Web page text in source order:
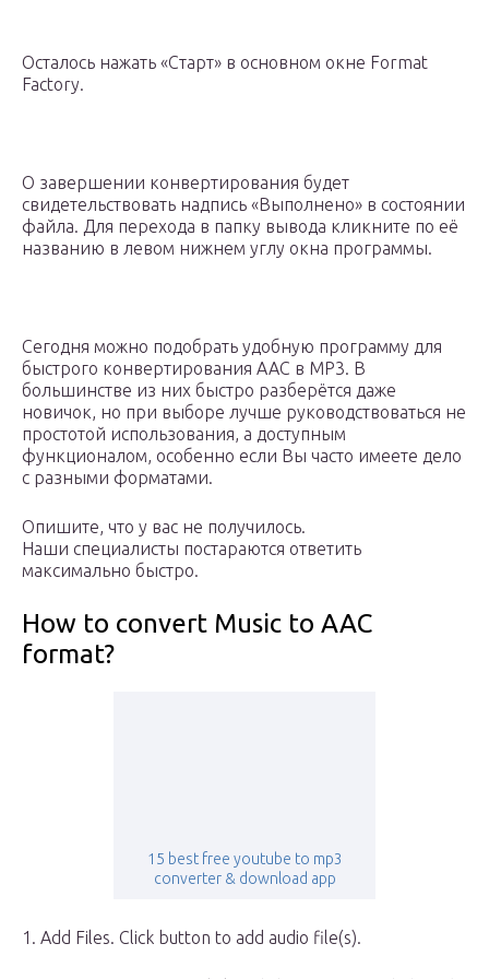
Осталось нажать «Старт» в основном окне Format
Factory.
О завершении конвертирования будет
свидетельствовать надпись «Выполнено» в состоянии
файла. Для перехода в папку вывода кликните по её
названию в левом нижнем углу окна программы.
Сегодня можно подобрать удобную программу для
быстрого конвертирования AAC в MP3. В
большинстве из них быстро разберётся даже
новичок, но при выборе лучше руководствоваться не
простотой использования, а доступным
функционалом, особенно если Вы часто имеете дело
с разными форматами.
Опишите, что у вас не получилось.
Наши специалисты постараются ответить
максимально быстро.
How to convert Music to AAC
format?
15 best free youtube to mp3
converter & download app
1. Add Files. Click button to add audio file(s).